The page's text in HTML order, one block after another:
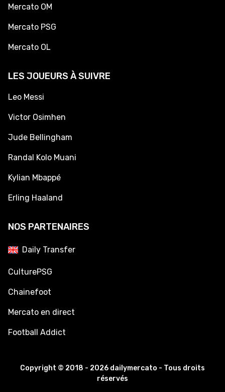
Mercato OM
Mercato PSG
Mercato OL
LES JOUEURS À SUIVRE
Leo Messi
Victor Osimhen
Jude Bellingham
Randal Kolo Muani
Kylian Mbappé
Erling Haaland
NOS PARTENAIRES
Daily Transfer
CulturePSG
Chainefoot
Mercato en direct
Football Addict
Copyright © 2018 - 2026 dailymercato - Tous droits
réservés